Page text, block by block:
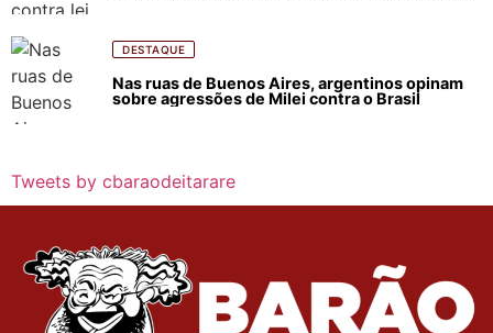
DESTAQUE
Nas ruas de Buenos Aires, argentinos opinam
sobre agressões de Milei contra o Brasil
Tweets by cbaraodeitarare